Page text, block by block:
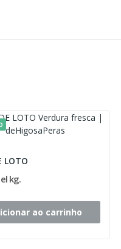
LOTO
kg.
ao carrinho